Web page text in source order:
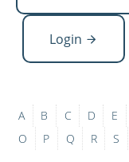
Login
A B C D E
O
P Q R S